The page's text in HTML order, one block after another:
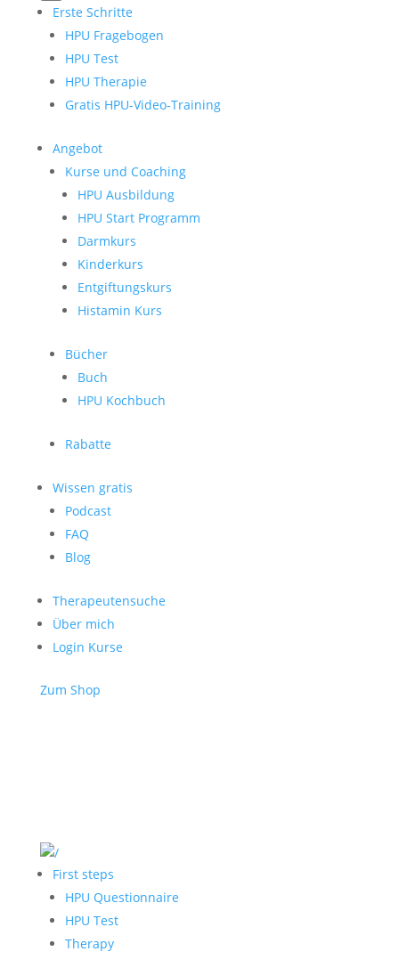
Erste Schritte
HPU Fragebogen
HPU Test
HPU Therapie
Gratis HPU-Video-Training
Angebot
Kurse und Coaching
HPU Ausbildung
HPU Start Programm
Darmkurs
Kinderkurs
Entgiftungskurs
Histamin Kurs
Bücher
Buch
HPU Kochbuch
Rabatte
Wissen gratis
Podcast
FAQ
Blog
Therapeutensuche
Über mich
Login Kurse
Zum Shop
First steps
HPU Questionnaire
HPU Test
Therapy